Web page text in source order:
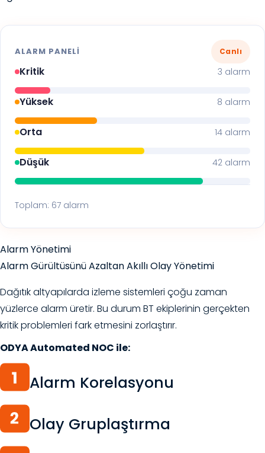
ALARM PANELI Canlı
Kritik 3 alarm
Yüksek 8 alarm
Orta 14 alarm
Düşük 42 alarm
Toplam: 67 alarm
Alarm Yönetimi
Alarm Gürültüsünü Azaltan Akıllı Olay Yönetimi
Dağıtık altyapılarda izleme sistemleri çoğu zaman
yüzlerce alarm üretir. Bu durum BT ekiplerinin gerçekten
kritik problemleri fark etmesini zorlaştırır.
ODYA Automated NOC ile:
Alarm Korelasyonu
Olay Gruplaştırma